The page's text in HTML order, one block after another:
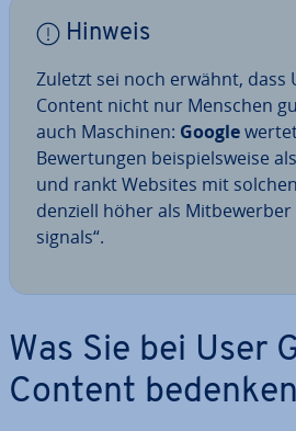
Hinweis
Zuletzt sei noch erwähnt, dass
Content nicht nur Menschen
auch Maschinen: Google
Be­wer­tun­gen bei­spiels­wei­se
und rankt Websites mit
den­zi­ell höher als Mit­be­wer­ber
signals“.
Was Sie bei User
Content